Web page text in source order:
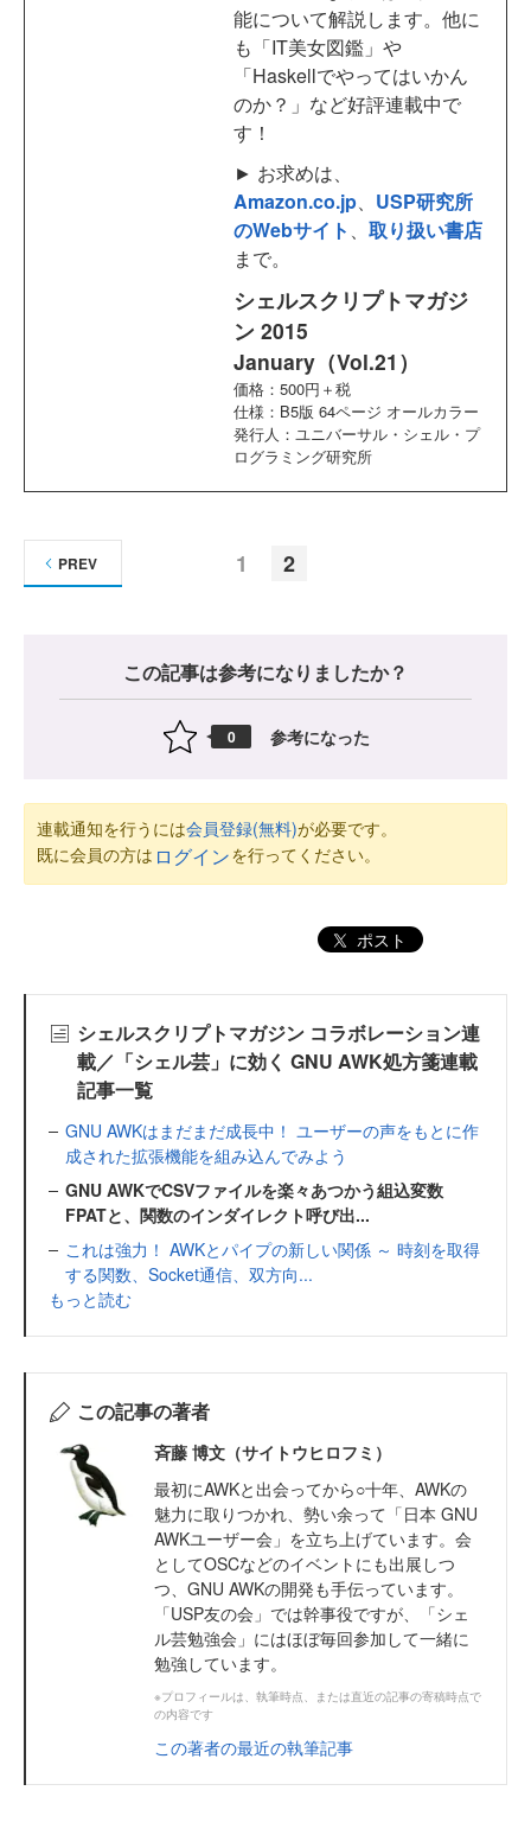
能について解説します。他に
も「IT美女図鑑」や
「Haskellでやってはいかん
のか？」など好評連載中で
す！
► お求めは、
Amazon.co.jp、 USP研究所
のWebサイト 、 取り扱い書店
まで。
シェルスクリプトマガジ
ン 2015
January（Vol.21）
価格：500円＋税
仕様：B5版 64ページ オールカラー
発行人：ユニバーサル・シェル・プ
ログラミング研究所
1 2
PREV
この記事は参考になりましたか？
0 参考になった
連載通知を行うには会員登録(無料)が必要です。
既に会員の方は ログインを行ってください。
ポスト
シェルスクリプトマガジン コラボレーション連
載／「シェル芸」に効く GNU AWK処方箋連載
記事一覧
GNU AWKはまだまだ成長中！ ユーザーの声をもとに作
成された拡張機能を組み込んでみよう
GNU AWKでCSVファイルを楽々あつかう組込変数
FPATと、関数のインダイレクト呼び出...
これは強力！ AWKとパイプの新しい関係 ～ 時刻を取得
する関数、Socket通信、双方向...
もっと読む
この記事の著者
斉藤 博文（サイトウヒロフミ）
最初にAWKと出会ってから○十年、AWKの
魅力に取りつかれ、勢い余って「日本 GNU
AWKユーザー会」を立ち上げています。会
としてOSCなどのイベントにも出展しつ
つ、GNU AWKの開発も手伝っています。
「USP友の会」では幹事役ですが、「シェ
ル芸勉強会」にはほぼ毎回参加して一緒に
勉強しています。
※プロフィールは、執筆時点、または直近の記事の寄稿時点で
の内容です
この著者の最近の執筆記事